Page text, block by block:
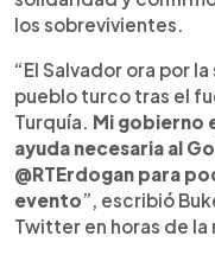
los sobrevivientes.
“El Salvador ora por
pueblo turco tras el
Turquía. Mi gobierno
ayuda necesaria al
@RTErdogan para
evento”, escribió
Twitter en horas de la